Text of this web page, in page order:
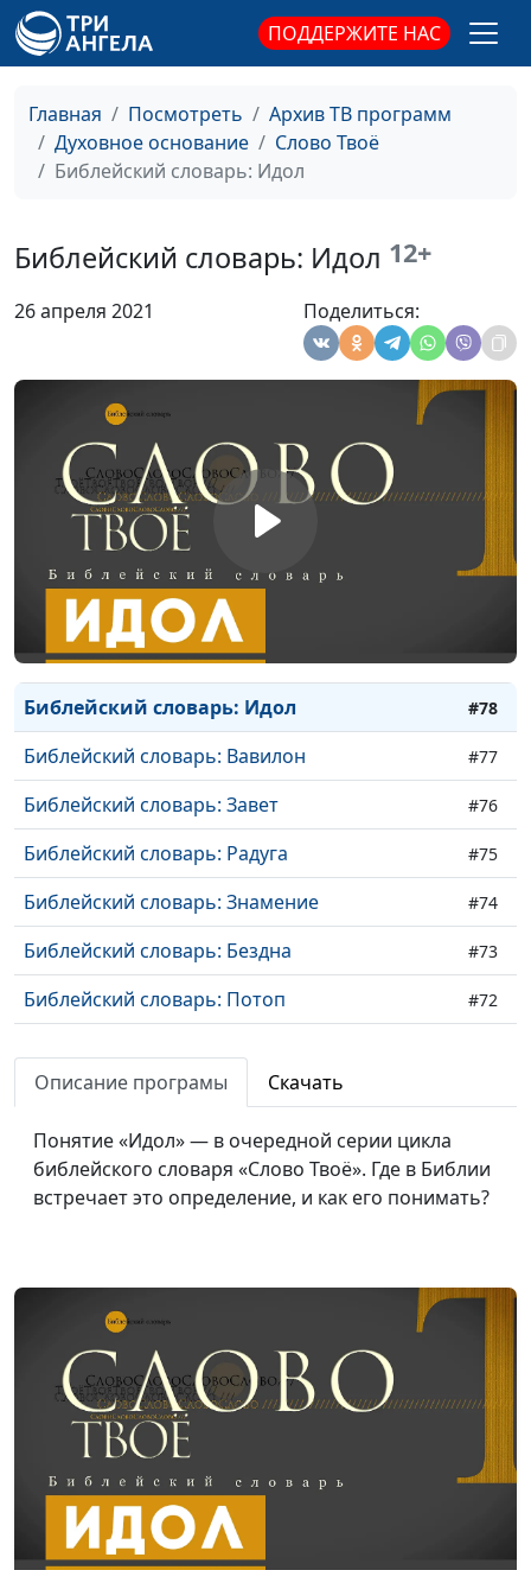
ПОДДЕРЖИТЕ НАС
Главная Посмотреть
Архив ТВ программ
Духовное основание
Слово Твоё
Библейский словарь: Идол
Библейский словарь: Идол 12+
26 апреля 2021 Поделиться:
Библейский словарь: Верить #92
Библейский словарь: Пророк
Библейский словарь: Клятва
Библейский словарь: Молиться
Библейский словарь: Первородство
Библейский словарь: Пришелец
Библейский словарь: Обрезание #85
Библейский словарь: Израиль
Библейский словарь: Благодать #83
Библейский словарь: Кровь
Библейский словарь: Пасха #81
Библейский словарь: Обетование Божье
Библейский словарь: Беззаконие #79
Библейский словарь: Идол #78
Библейский словарь: Вавилон #77
Библейский словарь: Завет #76
Библейский словарь: Радуга #75
Библейский словарь: Знамение #74
Библейский словарь: Бездна #73
Библейский словарь: Потоп #72
Библейский словарь: Праведный человек
Библейский словарь: Покаяние
Библейский словарь: Грех #68
Библейский словарь: Нечестивый #66
Библейский словарь: Прах
Библейский словарь: Проклятие #64
Библейский словарь: Зло #63
Библейский словарь: Добро #62
Библейский словарь: Левиафан
Описание програмы Скачать
Понятие «Идол» — в очередной серии цикла
библейского словаря «Слово Твоё». Где в Библии
встречает это определение, и как его понимать?